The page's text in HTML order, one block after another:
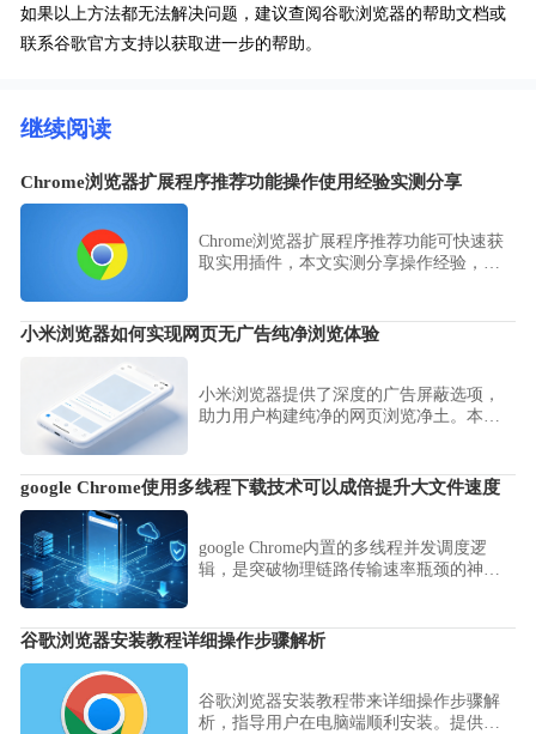
如果以上方法都无法解决问题，建议查阅谷歌浏览器的帮助文档或
联系谷歌官方支持以获取进一步的帮助。
继续阅读
Chrome浏览器扩展程序推荐功能操作使用经验实测分享
Chrome浏览器扩展程序推荐功能可快速获
取实用插件，本文实测分享操作经验，帮
小米浏览器如何实现网页无广告纯净浏览体验
小米浏览器提供了深度的广告屏蔽选项，
助力用户构建纯净的网页浏览净土。本文
骚扰，享受宁静的阅读体验。
google Chrome使用多线程下载技术可以成倍提升大文件速度
google Chrome内置的多线程并发调度逻
辑，是突破物理链路传输速率瓶颈的神
数字化作业协同效率。
谷歌浏览器安装教程详细操作步骤解析
谷歌浏览器安装教程带来详细操作步骤解
析，指导用户在电脑端顺利安装。提供快